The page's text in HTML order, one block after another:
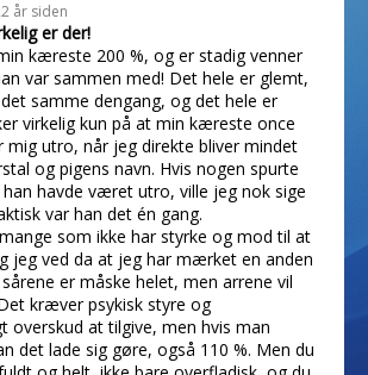
år siden
er der!
kæreste 200 %, og er stadig venner
var sammen med! Det hele er glemt,
samme dengang, og det hele er
virkelig kun på at min kæreste once
mig utro, når jeg direkte bliver mindet
og pigens navn. Hvis nogen spurte
havde været utro, ville jeg nok sige
var han det én gang.
som ikke har styrke og mod til at
jeg ved da at jeg har mærket en anden
er måske helet, men arrene vil
kræver psykisk styre og
overskud at tilgive, men hvis man
det lade sig gøre, også 110 %. Men du